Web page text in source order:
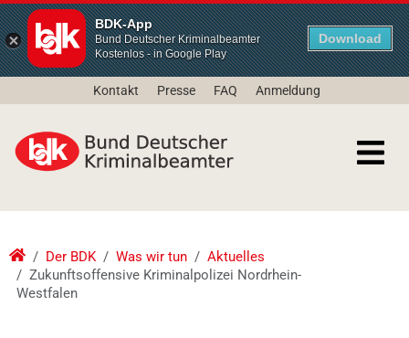
BDK-App
Bund Deutscher Kriminalbeamter
Kostenlos - in Google Play
Download
Kontakt Presse FAQ Anmeldung
Der BDK Was wir tun
Aktuelles
Zukunftsoffensive Kriminalpolizei Nordrhein-
Westfalen